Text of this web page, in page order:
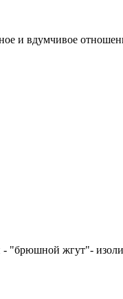
и вдумчивое
"брюшной жгут"-